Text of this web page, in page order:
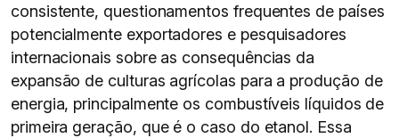
consistente, questionamentos frequentes de países
potencialmente exportadores e pesquisadores
internacionais sobre as consequências da
expansão de culturas agrícolas para a produção de
energia, principalmente os combustíveis líquidos de
primeira geração, que é o caso do etanol. Essa